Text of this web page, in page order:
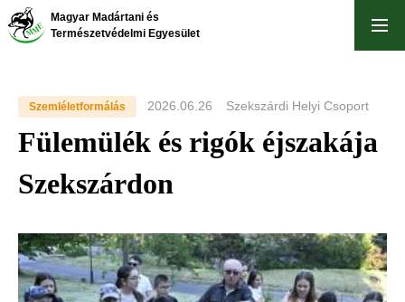
Skip
to
Magyar Madártani és
Természetvédelmi Egyesület
Szemléletformálás 2026.06.26 Szekszárdi Helyi Csoport
Fülemülék és rigók éjszakája
Szekszárdon